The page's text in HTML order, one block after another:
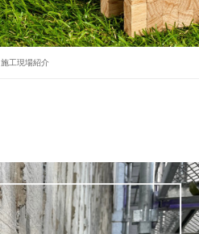
施工現場紹介